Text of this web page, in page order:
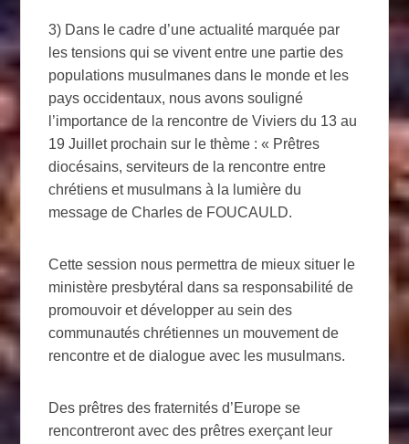
3) Dans le cadre d’une actualité marquée par
les tensions qui se vivent entre une partie des
populations musulmanes dans le monde et les
pays occidentaux, nous avons souligné
l’importance de la rencontre de Viviers du 13 au
19 Juillet prochain sur le thème : « Prêtres
diocésains, serviteurs de la rencontre entre
chrétiens et musulmans à la lumière du
message de Charles de FOUCAULD.
Cette session nous permettra de mieux situer le
ministère presbytéral dans sa responsabilité de
promouvoir et développer au sein des
communautés chrétiennes un mouvement de
rencontre et de dialogue avec les musulmans.
Des prêtres des fraternités d’Europe se
rencontreront avec des prêtres exerçant leur